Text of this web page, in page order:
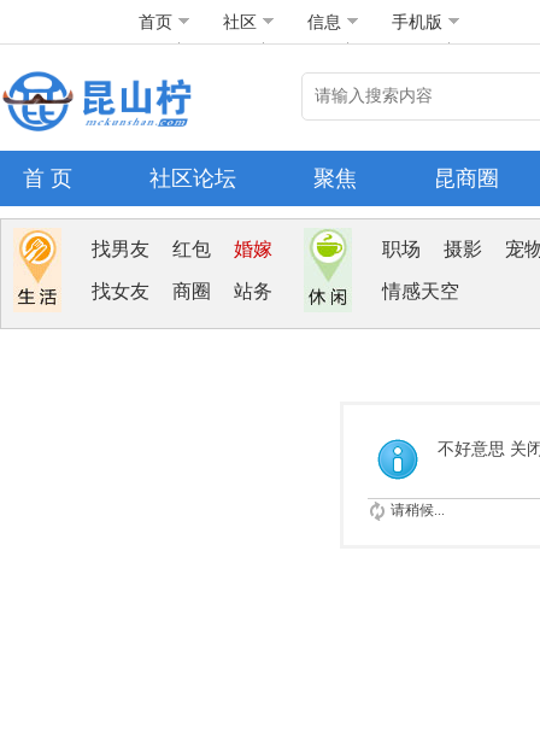
首页 社区 信息 手机版
首 页 社区论坛 聚焦 昆商圈
找男友 红包 婚嫁
找女友 商圈 站务
职场 摄影 宠
情感天空
不好意思 关
请稍候...